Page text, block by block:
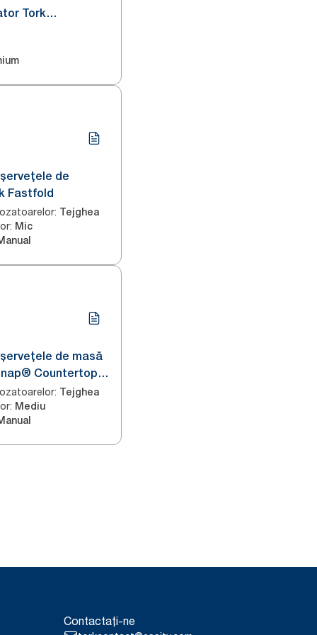
Tork
Soft Negru
de
Fastfold
: Tejghea
: Mic
de masă
Countertop
: Tejghea
: Mediu
Contactați-ne